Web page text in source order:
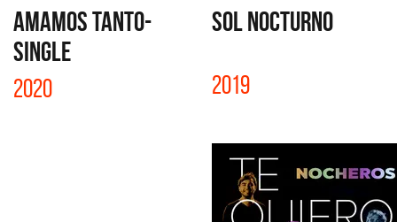
AMAMOS TANTO-
SINGLE
2020
SOL NOCTURNO
2019